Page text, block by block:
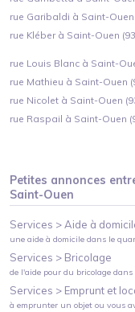
rue Garibaldi à Saint-Ouen
rue Kléber à Saint-Ouen
rue Louis Blanc à Saint-
rue Mathieu à Saint-Ouen
rue Nicolet à Saint-Ouen
rue Raspail à Saint-Ouen
Petites annonces
Saint-Ouen
Services >Aide à
une aide à domicile dans le
Services > Bricolage
de l'aide pour du bricolage dans
Services > Emprunt et
à emprunter un objet ou vous